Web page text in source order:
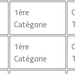
1ère
Catégorie
1ère
Catégorie